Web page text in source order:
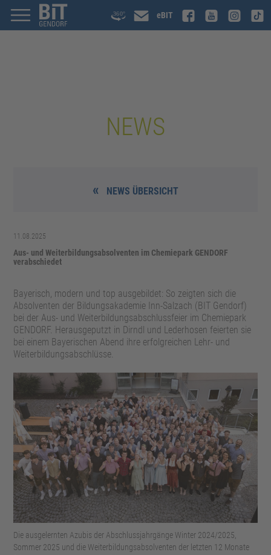
eBIT
NEWS
NEWS ÜBERSICHT
11.08.2025
Aus- und Weiterbildungsabsolventen im Chemiepark GENDORF
verabschiedet
Bayerisch, modern und top ausgebildet: So zeigten sich die
Absolventen der Bildungsakademie Inn-Salzach (BIT Gendorf)
bei der Aus- und Weiterbildungsabschlussfeier im Chemiepark
GENDORF. Herausgeputzt in Dirndl und Lederhosen feierten sie
bei einem Bayerischen Abend ihre erfolgreichen Lehr- und
Weiterbildungsabschlüsse.
Die ausgelernten Azubis der Abschlussjahrgänge Winter 2024/2025,
Sommer 2025 und die Weiterbildungsabsolventen der letzten 12 Monate